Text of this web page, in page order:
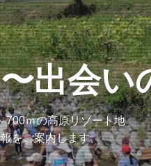
出会い
700ｍの高原リゾート地
をご案内します。
出会い
700ｍの高原リゾート地
をご案内します。
出会い
700ｍの高原リゾート地
をご案内します。